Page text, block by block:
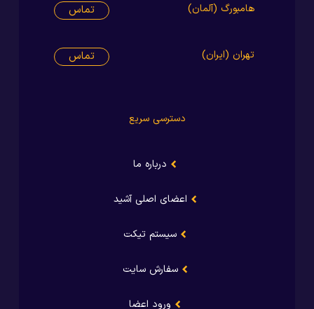
دسترسی سریع
درباره ما
اعضای اصلی آشید
سیستم تیکت
سفارش سایت
ورود اعضا
هامبورگ (آلمان) تماس
تهران (ایران) تماس